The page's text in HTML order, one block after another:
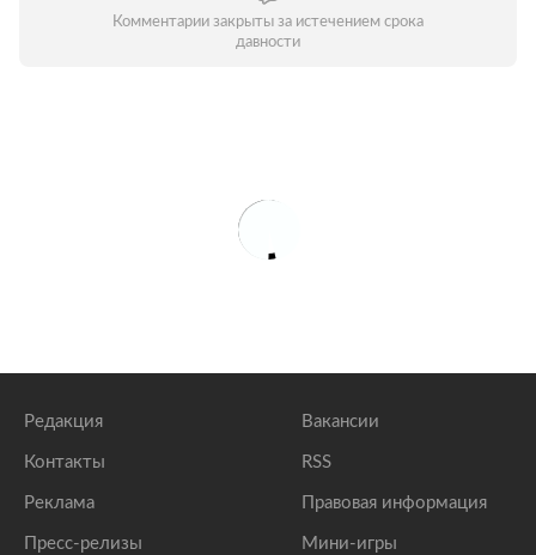
Комментарии закрыты за истечением срока
давности
Редакция
Контакты
Реклама
Пресс-релизы
Вакансии
RSS
Правовая информация
Мини-игры